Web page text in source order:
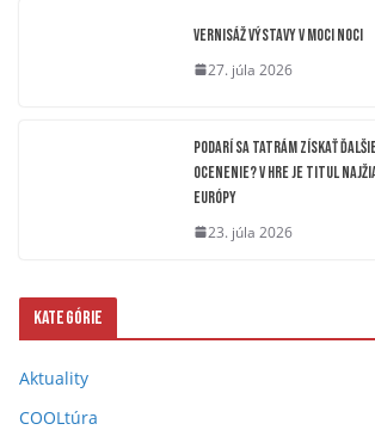
Vernisáž výstavy V moci noci
27. júla 2026
Podarí sa Tatrám získať
ocenenie? V hre je titul
Európy
23. júla 2026
Kategórie
Aktuality
COOLtúra